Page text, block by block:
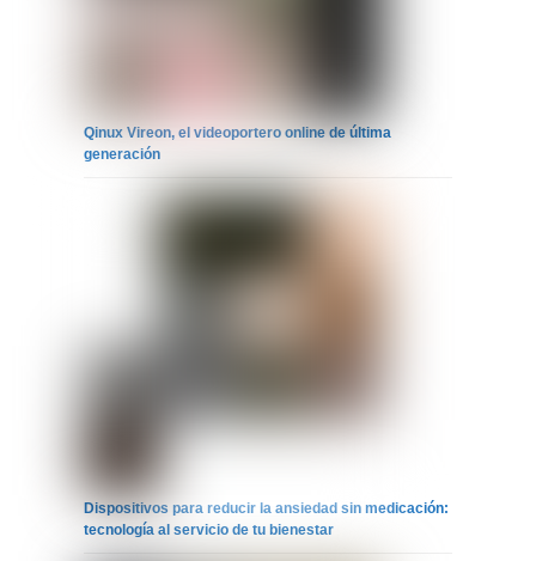
Qinux Vireon, el videoportero online de última
generación
Dispositivos para reducir la ansiedad sin medicación:
tecnología al servicio de tu bienestar